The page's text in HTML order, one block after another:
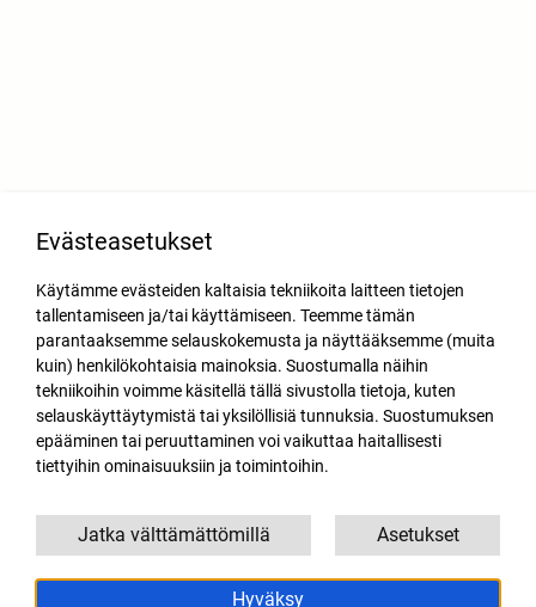
Evästeasetukset
Käytämme evästeiden kaltaisia tekniikoita laitteen tietojen
tallentamiseen ja/tai käyttämiseen. Teemme tämän
parantaaksemme selauskokemusta ja näyttääksemme (muita
kuin) henkilökohtaisia mainoksia. Suostumalla näihin
tekniikoihin voimme käsitellä tällä sivustolla tietoja, kuten
selauskäyttäytymistä tai yksilöllisiä tunnuksia. Suostumuksen
epääminen tai peruuttaminen voi vaikuttaa haitallisesti
tiettyihin ominaisuuksiin ja toimintoihin.
Hyväksy
Asetukset
Jatka välttämättömillä